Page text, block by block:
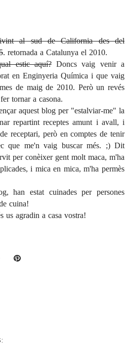
al sud de California des del
. retornada a Catalunya el 2010.
estic aquí?Doncs vaig venir a
en Enginyeria Química i que vaig
de maig de 2010. Però un revés
tornar a casona.
aquest blog per "estalviar-me" la
repartint receptes amunt i avall, i
receptari, però en comptes de tenir
que me'n vaig buscar més. ;) Dit
per conèixer gent molt maca, m'ha
i mica en mica, m'ha permès
han estat cuinades per persones
cuina!
us agradin a casa vostra!